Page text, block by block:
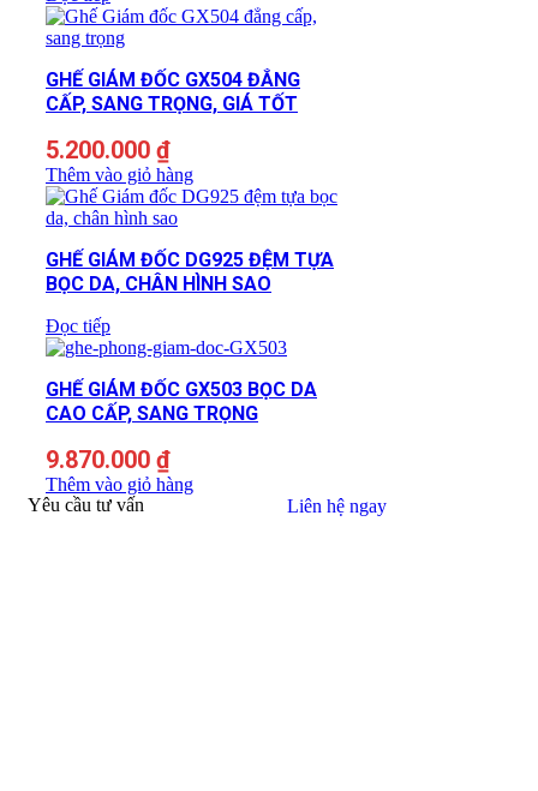
GHẾ GIÁM ĐỐC GX504 ĐẲNG
CẤP, SANG TRỌNG, GIÁ TỐT
5.200.000 ₫
Thêm vào giỏ hàng
GHẾ GIÁM ĐỐC DG925 ĐỆM TỰA
BỌC DA, CHÂN HÌNH SAO
Đọc tiếp
GHẾ GIÁM ĐỐC GX503 BỌC DA
CAO CẤP, SANG TRỌNG
9.870.000 ₫
Thêm vào giỏ hàng
Yêu cầu tư vấn
Liên hệ ngay